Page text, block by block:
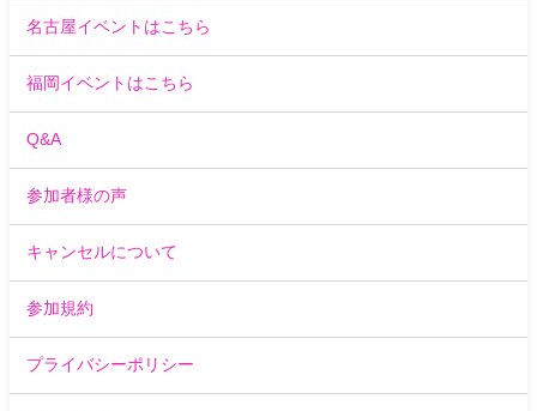
名古屋イベントはこちら
福岡イベントはこちら
Q&A
参加者様の声
キャンセルについて
参加規約
プライバシーポリシー